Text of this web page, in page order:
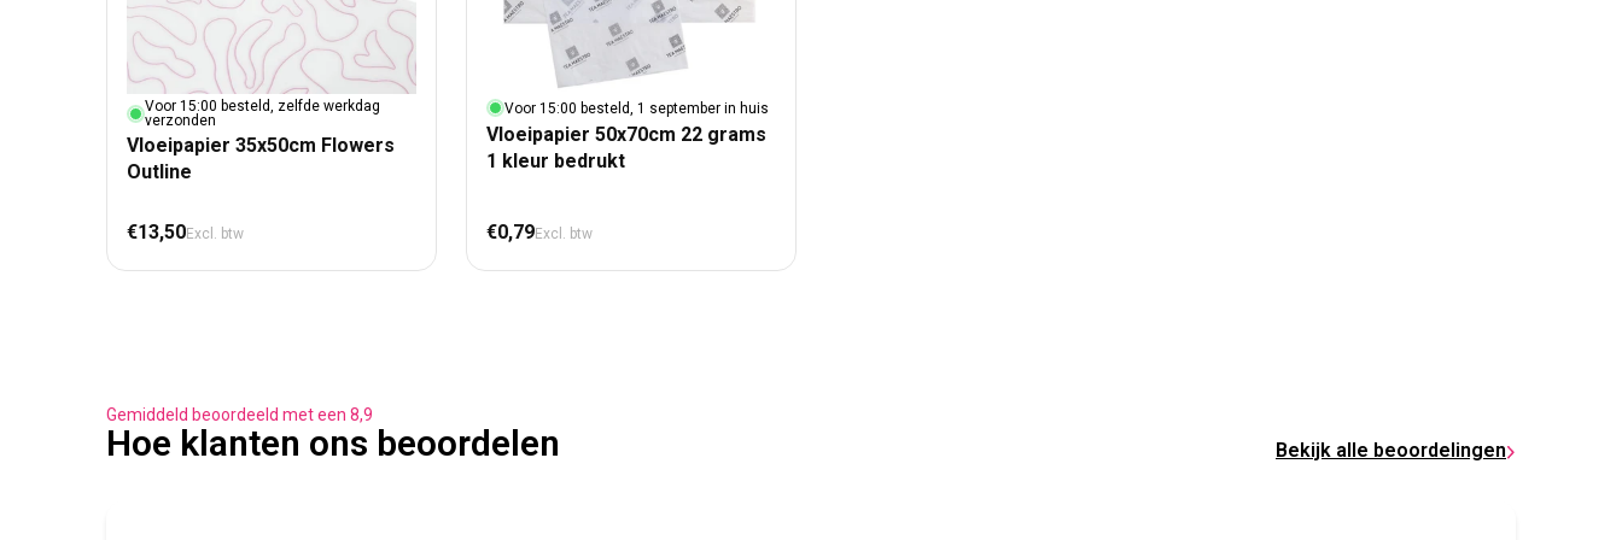
Voor 15:00 besteld, zelfde werkdag
verzonden
Vloeipapier 35x50cm Flowers
Outline
Normale prijs
€13,50Excl. btw
Voor 15:00 besteld, 1 september in huis
Vloeipapier 50x70cm 22 grams
1 kleur bedrukt
Normale prijs
€0,79Excl. btw
Gemiddeld beoordeeld met een 8,9
Hoe klanten ons beoordelen Bekijk alle beoordelingen